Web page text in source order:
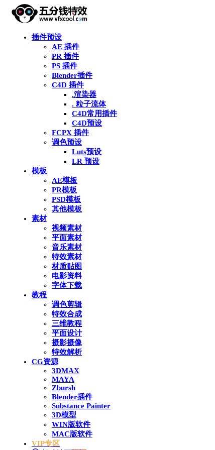
插件预设
AE 插件
PR 插件
PS 插件
Blender插件
C4D 插件
.渲染器
. 粒子流体
C4D常用插件
C4D预设
FCPX 插件
调色预设
Luts预设
LR 预设
模板
AE模板
PR模板
PSD模板
其他模板
素材
视频素材
平面素材
音乐素材
特效素材
材质贴图
电影资料
字体下载
教程
调色剪辑
特效合成
三维教程
平面设计
摄影摄像
特效解析
CG资源
3DMAX
MAYA
Zbursh
Blender插件
Substance Painter
3D模型
WIN版软件
MAC版软件
VIP专区